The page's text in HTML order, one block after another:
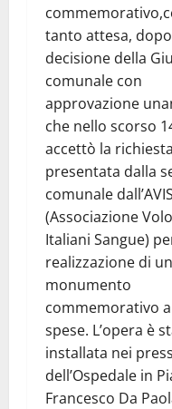
tanto attesa,
decisione della
comunale con
approvazione
che nello scorso
accettò la
presentata dalla
comunale dall’AVIS
(Associazione
Italiani Sangue)
realizzazione di un
monumento
commemorativo
spese. L’opera è
installata nei
dell’Ospedale in
Francesco Da